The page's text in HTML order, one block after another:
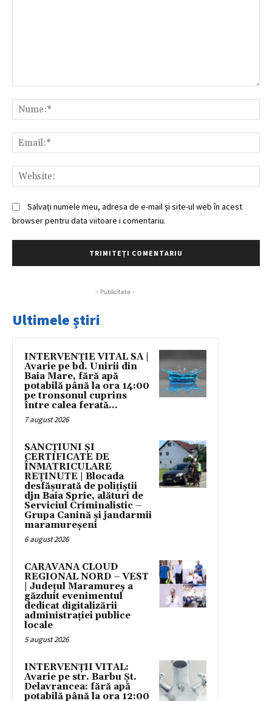
Salvați numele meu, adresa de e-mail și site-ul web în acest
browser pentru data viitoare i comentariu.
- Publicitate -
Ultimele știri
INTERVENȚIE VITAL SA |
Avarie pe bd. Unirii din
Baia Mare, fără apă
potabilă până la ora 14:00
pe tronsonul cuprins
între calea ferată...
7 august 2026
SANCȚIUNI ȘI
CERTIFICATE DE
ÎNMATRICULARE
REȚINUTE | Blocada
desfășurată de polițiștii
djn Baia Sprie, alături de
Serviciul Criminalistic –
Grupa Canină și jandarmii
maramureșeni
6 august 2026
CARAVANA CLOUD
REGIONAL NORD – VEST
| Județul Maramureș a
găzduit evenimentul
dedicat digitalizării
administrației publice
locale
5 august 2026
INTERVENȚII VITAL:
Avarie pe str. Barbu Șt.
Delavrancea: fără apă
potabilă până la ora 12:00